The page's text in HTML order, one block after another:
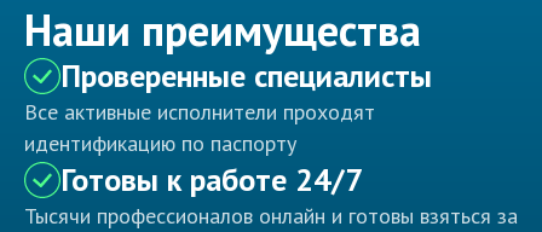
Наши преимущества
Проверенные специалисты
Все активные исполнители проходят
идентификацию по паспорту
Готовы к работе 24/7
Тысячи профессионалов онлайн и готовы взяться за